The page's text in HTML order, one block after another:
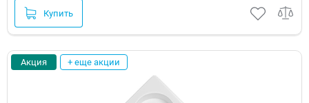
Купить
Акция + еще акции